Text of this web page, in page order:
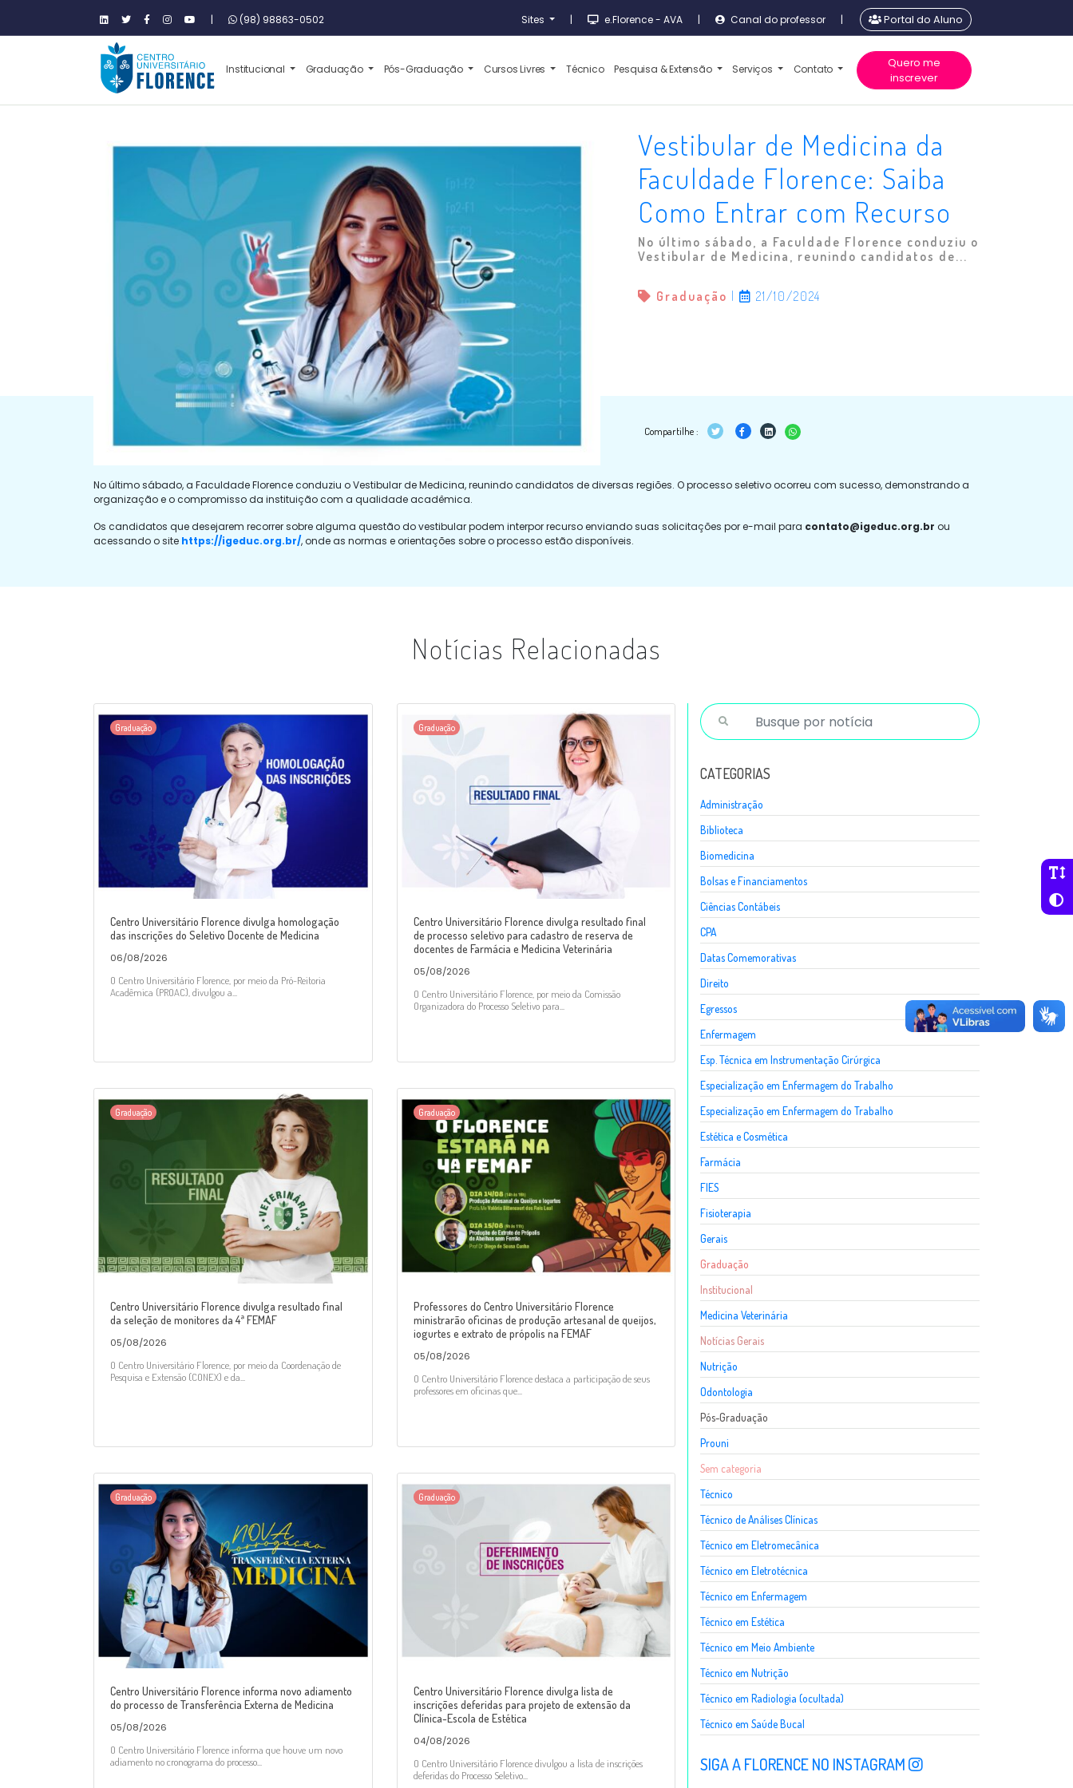
| (98) 98863-0502 Sites | e.Florence - AVA | Canal do professor | Portal do Aluno
Institucional Graduação Pós-Graduação Cursos Livres Técnico Pesquisa & Extensão Serviços Contato
Quero me
inscrever
Vestibular de Medicina da
Faculdade Florence: Saiba
Como Entrar com Recurso
No último sábado, a Faculdade Florence conduziu o
Vestibular de Medicina, reunindo candidatos de...
Graduação 21/10/2024
Compartilhe :
No último sábado, a Faculdade Florence conduziu o Vestibular de Medicina, reunindo candidatos de diversas regiões. O processo seletivo ocorreu com sucesso, demonstrando a
organização e o compromisso da instituição com a qualidade acadêmica.
Os candidatos que desejarem recorrer sobre alguma questão do vestibular podem interpor recurso enviando suas solicitações por e-mail para contato@igeduc.org.br ou
acessando o site https://igeduc.org.br/, onde as normas e orientações sobre o processo estão disponíveis.
Notícias Relacionadas
Graduação
Centro Universitário Florence divulga homologação
das inscrições do Seletivo Docente de Medicina
06/08/2026
O Centro Universitário Florence, por meio da Pró-Reitoria
Acadêmica (PROAC), divulgou a...
Graduação
Centro Universitário Florence divulga resultado final
de processo seletivo para cadastro de reserva de
docentes de Farmácia e Medicina Veterinária
05/08/2026
O Centro Universitário Florence, por meio da Comissão
Organizadora do Processo Seletivo para...
Graduação
Centro Universitário Florence divulga resultado final
da seleção de monitores da 4ª FEMAF
05/08/2026
O Centro Universitário Florence, por meio da Coordenação de
Pesquisa e Extensão (CONEX) e da...
Graduação
Professores do Centro Universitário Florence
ministrarão oficinas de produção artesanal de queijos,
iogurtes e extrato de própolis na FEMAF
05/08/2026
O Centro Universitário Florence destaca a participação de seus
professores em oficinas que...
Graduação
Centro Universitário Florence informa novo adiamento
do processo de Transferência Externa de Medicina
05/08/2026
O Centro Universitário Florence informa que houve um novo
adiamento no cronograma do processo...
Graduação
Centro Universitário Florence divulga lista de
inscrições deferidas para projeto de extensão da
Clínica-Escola de Estética
04/08/2026
O Centro Universitário Florence divulgou a lista de inscrições
deferidas do Processo Seletivo...
CATEGORIAS
Administração
Biblioteca
Biomedicina
Bolsas e Financiamentos
Ciências Contábeis
CPA
Datas Comemorativas
Direito
Egressos
Enfermagem
Esp. Técnica em Instrumentação Cirúrgica
Especialização em Enfermagem do Trabalho
Especialização em Enfermagem do Trabalho
Estética e Cosmética
Farmácia
FIES
Fisioterapia
Gerais
Graduação
Institucional
Medicina Veterinária
Notícias Gerais
Nutrição
Odontologia
Pós-Graduação
Prouni
Sem categoria
Técnico
Técnico de Análises Clínicas
Técnico em Eletromecânica
Técnico em Eletrotécnica
Técnico em Enfermagem
Técnico em Estética
Técnico em Meio Ambiente
Técnico em Nutrição
Técnico em Radiologia (ocultada)
Técnico em Saúde Bucal
SIGA A FLORENCE NO INSTAGRAM